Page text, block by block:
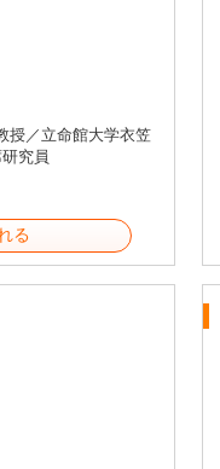
授／立命館大学衣笠
究員
る